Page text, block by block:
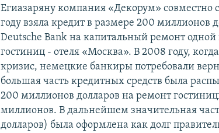
Егиазаряну компания «Декорум» совместно
году взяла кредит в размере 200 миллионов
Deutsche Bank на капитальный ремонт
гостиниц - отеля «Москва». В 2008 году,
кризис, немецкие банкиры потребовали
большая часть кредитных средств была
200 миллионов долларов на ремонт
миллионов. В дальнейшем значительная
долларов) была оформлена как долг